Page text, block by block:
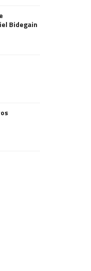
Bidegain